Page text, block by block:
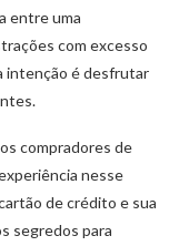
entre uma
com excesso
intenção é desfrutar
compradores de
nesse
de crédito e sua
segredos para